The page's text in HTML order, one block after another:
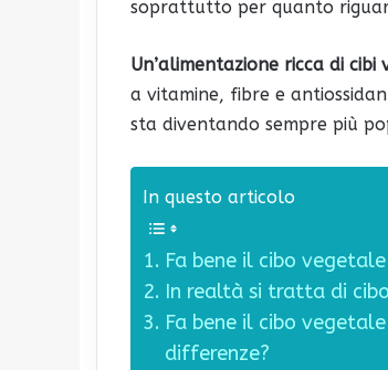
soprattutto per quanto
Un’alimentazione ricca di
a vitamine, fibre e
sta diventando sempre più
In questo articolo
Fa bene il cibo
In realtà si tratta di
Fa bene il cibo
differenze?